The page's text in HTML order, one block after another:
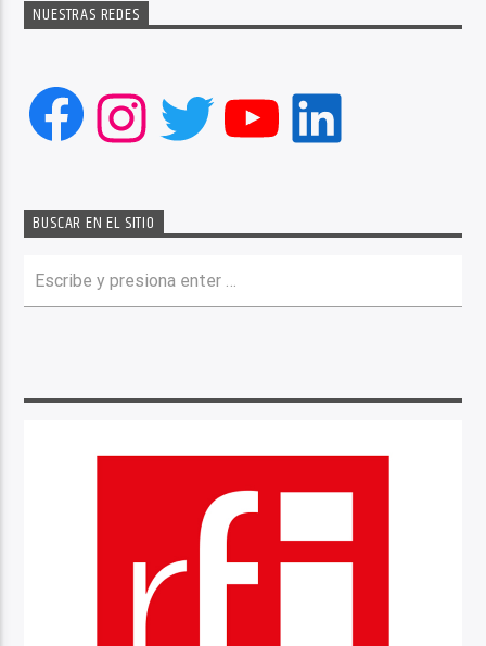
NUESTRAS REDES
Facebook
Instagram
Twitter
YouTube
LinkedIn
BUSCAR EN EL SITIO